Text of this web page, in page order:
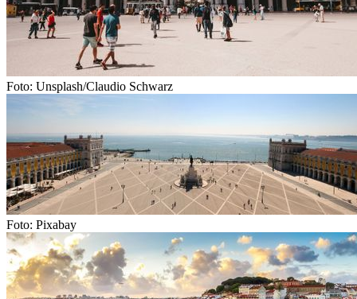
Foto: Unsplash/Claudio Schwarz
Foto: Pixabay